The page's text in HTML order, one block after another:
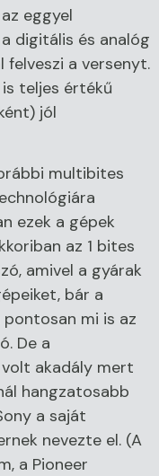
eggyel
digitális és analóg
felveszi a versenyt.
teljes értékű
jól
multibites
ezek a gépek
az 1 bites
amivel a gyárak
bár a
mi is az
De a
akadály mert
hangzatosabb
a saját
nevezte el. (A
a Pioneer